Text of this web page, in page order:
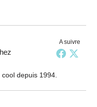
A suivre
depuis 1994.